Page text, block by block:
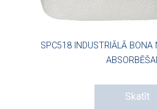
SPC518 INDUSTRIĀLĀ BONA
Skatīt